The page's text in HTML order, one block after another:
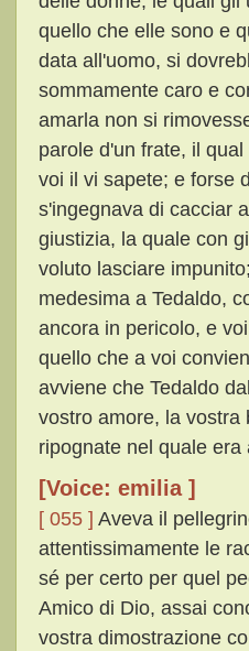
quello che elle sono e
data all'uomo, si
sommamente caro e
amarla non si
parole d'un frate, il
voi il vi sapete; e forse
s'ingegnava di cacciar
giustizia, la quale con
voluto lasciare
medesima a Tedaldo,
ancora in pericolo, e
quello che a voi
avviene che Tedaldo
vostro amore, la vostra
ripognate nel quale
[Voice: emilia ]
[ 055 ] Aveva il
attentissimamente le
sé per certo per quel
Amico di Dio, assai
vostra dimostrazione